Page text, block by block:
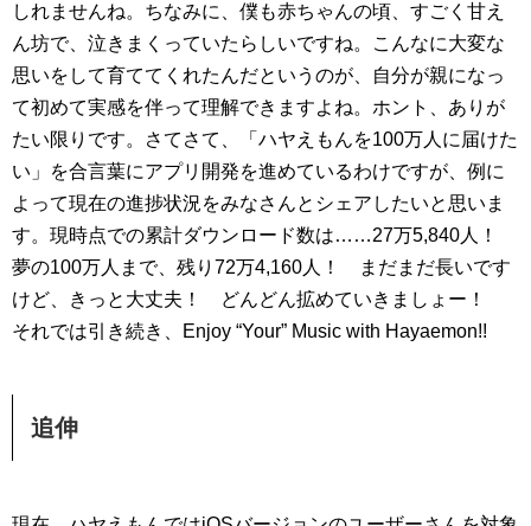
しれませんね。ちなみに、僕も赤ちゃんの頃、すごく甘え
ん坊で、泣きまくっていたらしいですね。こんなに大変な
思いをして育ててくれたんだというのが、自分が親になっ
て初めて実感を伴って理解できますよね。ホント、ありが
たい限りです。さてさて、「ハヤえもんを100万人に届けた
い」を合言葉にアプリ開発を進めているわけですが、例に
よって現在の進捗状況をみなさんとシェアしたいと思いま
す。現時点での累計ダウンロード数は……27万5,840人！
夢の100万人まで、残り72万4,160人！ まだまだ長いです
けど、きっと大丈夫！ どんどん拡めていきましょー！
それでは引き続き、Enjoy “Your” Music with Hayaemon!!
追伸